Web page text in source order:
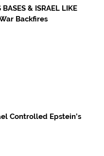
& ISRAEL LIKE
War Backfires
Controlled Epstein’s